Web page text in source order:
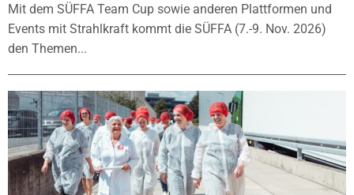
Mit dem SÜFFA Team Cup sowie anderen Plattformen und
Events mit Strahlkraft kommt die SÜFFA (7.-9. Nov. 2026)
den Themen...